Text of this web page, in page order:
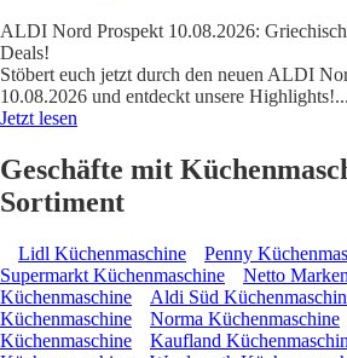
ALDI Nord Prospekt 10.08.2026:
Deals!
Stöbert euch jetzt durch den neuen ALDI
10.08.2026 und entdeckt unsere Highlights!...
Jetzt lesen
Geschäfte mit
Sortiment
Lidl Küchenmaschine Penny
Supermarkt Küchenmaschine
Netto
Küchenmaschine
Aldi Süd
Küchenmaschine
Norma Küchenmaschine
Küchenmaschine
Kaufland